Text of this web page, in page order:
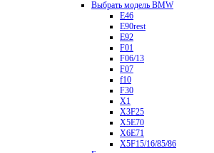
Выбрать модель BMW
E46
E90rest
E92
F01
F06/13
F07
f10
F30
X1
X3F25
X5E70
X6E71
X5F15/16/85/86